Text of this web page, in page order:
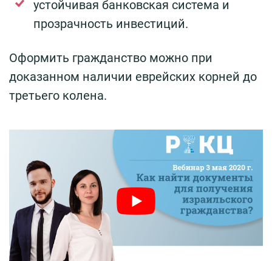
устойчивая банковская система и
прозрачность инвестиций.
Оформить гражданство можно при
доказанном наличии еврейских корней до
третьего колена.